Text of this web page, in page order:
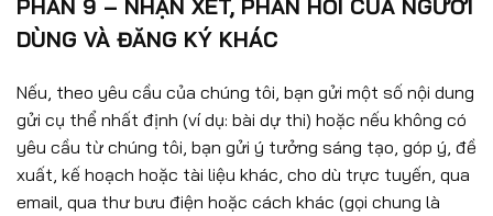
PHẦN 9 – NHẬN XÉT, PHẢN HỒI CỦA NGƯỜI
DÙNG VÀ ĐĂNG KÝ KHÁC
Nếu, theo yêu cầu của chúng tôi, bạn gửi một số nội dung
gửi cụ thể nhất định (ví dụ: bài dự thi) hoặc nếu không có
yêu cầu từ chúng tôi, bạn gửi ý tưởng sáng tạo, góp ý, đề
xuất, kế hoạch hoặc tài liệu khác, cho dù trực tuyến, qua
email, qua thư bưu điện hoặc cách khác (gọi chung là